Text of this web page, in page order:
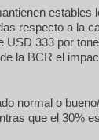
estables
respecto a la
333 por
la BCR el
normal o
que el 30%